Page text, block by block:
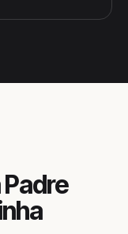
Padre